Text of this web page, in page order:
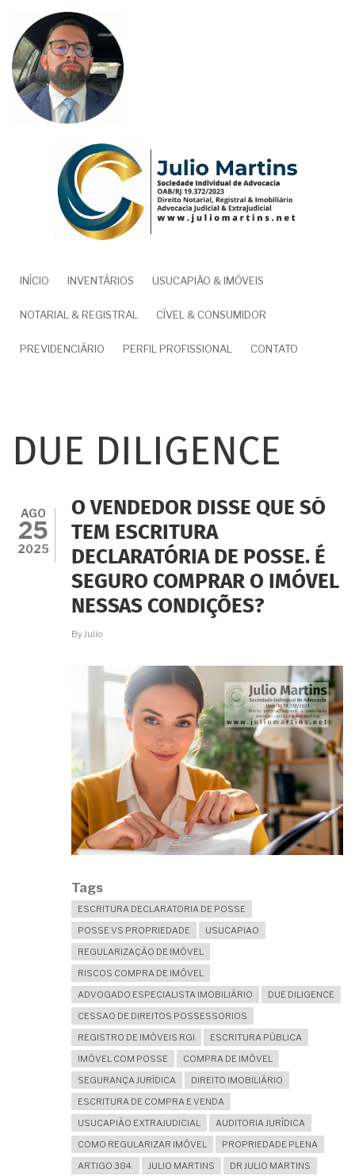
para
conteúdo
principal
NAVEGAÇÃO
PRINCIPAL
INÍCIO INVENTÁRIOS USUCAPIÃO & IMÓVEIS
NOTARIAL & REGISTRAL CÍVEL & CONSUMIDOR
PREVIDENCIÁRIO PERFIL PROFISSIONAL CONTATO
DUE DILIGENCE
AGO
25
2025
O VENDEDOR DISSE QUE SÓ
TEM ESCRITURA
DECLARATÓRIA DE POSSE. É
SEGURO COMPRAR O IMÓVEL
NESSAS CONDIÇÕES?
By Julio
Tags
ESCRITURA DECLARATORIA DE POSSE
POSSE VS PROPRIEDADE
USUCAPIAO
REGULARIZAÇÃO DE IMÓVEL
RISCOS COMPRA DE IMÓVEL
ADVOGADO ESPECIALISTA IMOBILIÁRIO
DUE DILIGENCE
CESSAO DE DIREITOS POSSESSORIOS
REGISTRO DE IMÓVEIS RGI
ESCRITURA PÚBLICA
IMÓVEL COM POSSE
COMPRA DE IMÓVEL
SEGURANÇA JURÍDICA
DIREITO IMOBILIÁRIO
ESCRITURA DE COMPRA E VENDA
USUCAPIÃO EXTRAJUDICIAL
AUDITORIA JURÍDICA
COMO REGULARIZAR IMÓVEL
PROPRIEDADE PLENA
ARTIGO 384.
JULIO MARTINS
DR JULIO MARTINS